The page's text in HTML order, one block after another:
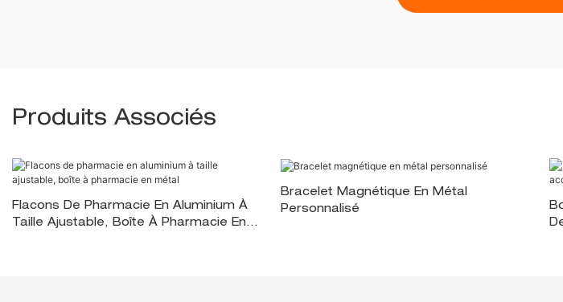
Produits Associés
Flacons De Pharmacie En Aluminium À
Taille Ajustable, Boîte À Pharmacie En
Bracelet Magnétique En Métal
Personnalisé